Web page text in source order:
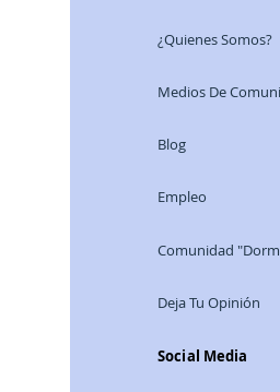
¿Quienes Somos?
Medios De
Blog
Empleo
Comunidad
Deja Tu Opinión
Social Media